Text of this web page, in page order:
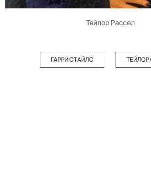
Тейлор Рассел
ГАРРИ СТАЙЛС ТЕЙЛОР